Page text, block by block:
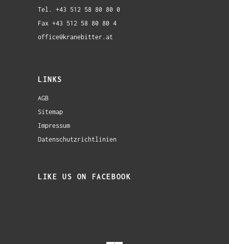
Tel. +43 512 58 80 80 0
Fax +43 512 58 80 80 4
office@kranebitter.at
LINKS
AGB
Sitemap
Impressum
Datenschutzrichtlinien
LIKE US ON FACEBOOK